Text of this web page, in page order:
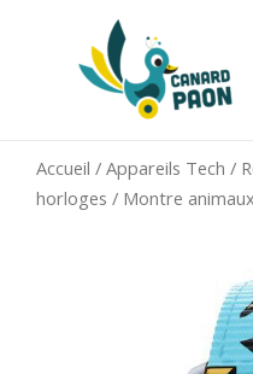
Accueil / Appareils Tech /
horloges / Montre